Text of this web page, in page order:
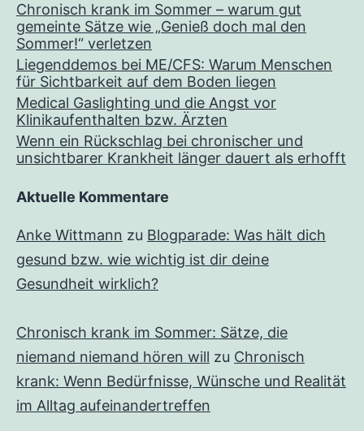
Chronisch krank im Sommer – warum gut
gemeinte Sätze wie „Genieß doch mal den
Sommer!“ verletzen
Liegenddemos bei ME/CFS: Warum Menschen
für Sichtbarkeit auf dem Boden liegen
Medical Gaslighting und die Angst vor
Klinikaufenthalten bzw. Ärzten
Wenn ein Rückschlag bei chronischer und
unsichtbarer Krankheit länger dauert als erhofft
Aktuelle Kommentare
Anke Wittmann zu Blogparade: Was hält dich
gesund bzw. wie wichtig ist dir deine
Gesundheit wirklich?
Chronisch krank im Sommer: Sätze, die
niemand niemand hören will zu Chronisch
krank: Wenn Bedürfnisse, Wünsche und Realität
im Alltag aufeinandertreffen